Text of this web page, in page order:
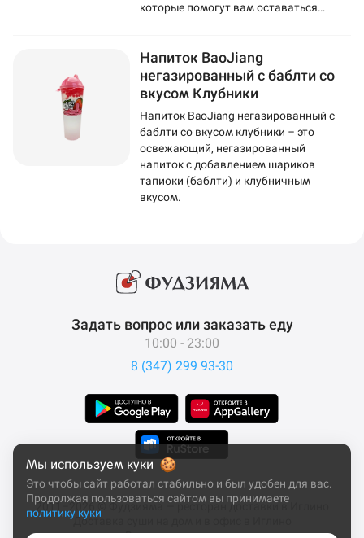
которые помогут вам оставаться
Напиток BaoJiang
негазированный с баблти со
вкусом Клубники
Напиток BaoJiang негазированный с
баблти со вкусом клубники – это
освежающий, негазированный
напиток с добавлением шариков
тапиоки (баблти) и клубничным
вкусом.
Задать вопрос или заказать еду
10:00 - 23:00
8 (347) 299 93-30
2011–2026 © Фудзияма — ресторан доставки в Иглино
Доставка суши на дом и в офис в Иглино
Мы используем куки
Это чтобы сайт работал стабильно и был удобен для вас.
Продолжая пользоваться сайтом вы принимаете
политику куки